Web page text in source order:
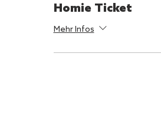
Homie Ticket
Mehr Infos